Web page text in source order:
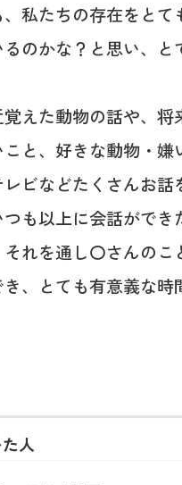
私たちの存在をとて
のかな？と思い、と
えた動物の話や、将
と、好きな動物・嫌
ビなどたくさんお話
も以上に会話ができ
れを通し〇さんのこ
、とても有意義な時
人